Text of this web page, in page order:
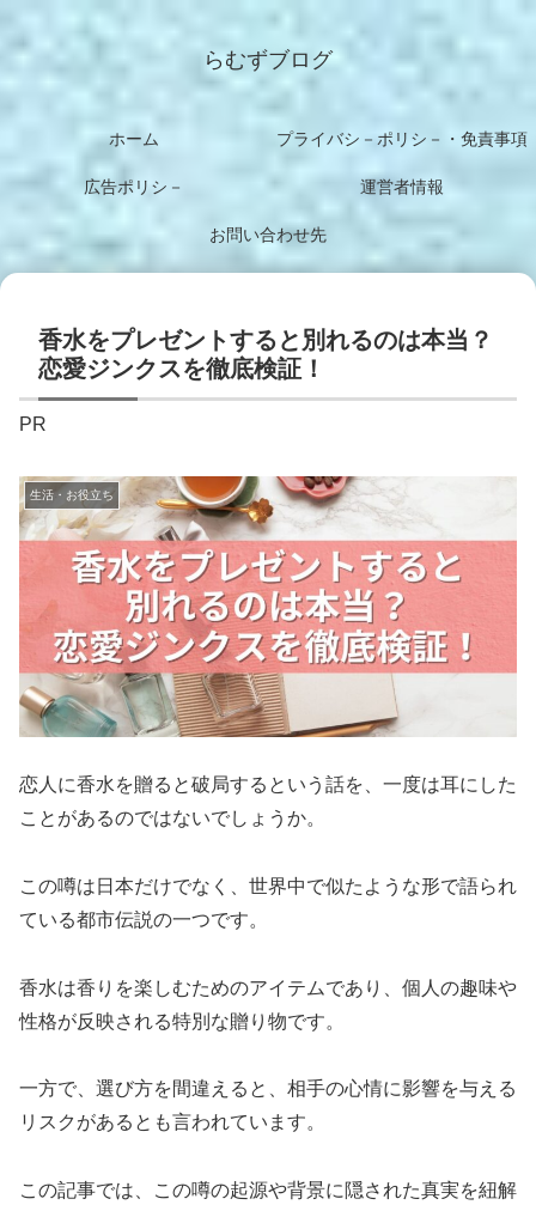
らむずブログ
ホーム プライバシ－ポリシ－・免責事項
広告ポリシ－ 運営者情報
お問い合わせ先
香水をプレゼントすると別れるのは本当？
恋愛ジンクスを徹底検証！
PR
生活・お役立ち
恋人に香水を贈ると破局するという話を、一度は耳にした
ことがあるのではないでしょうか。
この噂は日本だけでなく、世界中で似たような形で語られ
ている都市伝説の一つです。
香水は香りを楽しむためのアイテムであり、個人の趣味や
性格が反映される特別な贈り物です。
一方で、選び方を間違えると、相手の心情に影響を与える
リスクがあるとも言われています。
この記事では、この噂の起源や背景に隠された真実を紐解